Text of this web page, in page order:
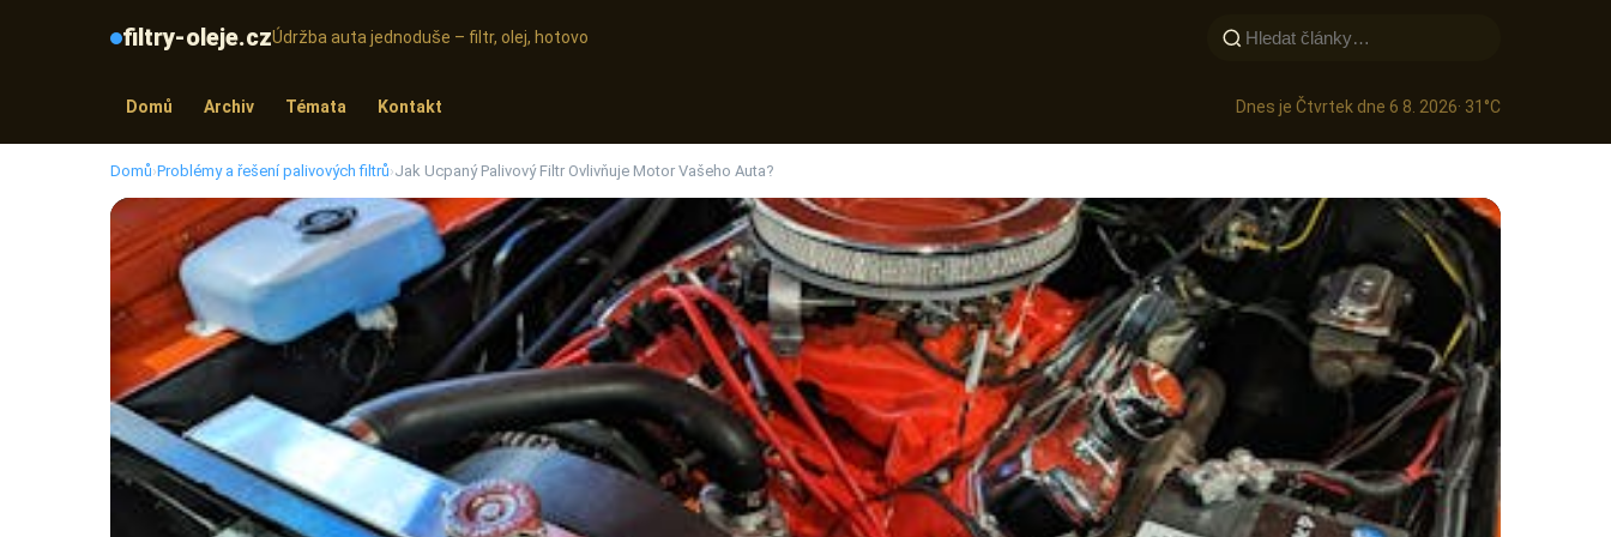
filtry-oleje.czÚdržba auta jednoduše – filtr, olej, hotovo
Domů Archiv Témata Kontakt Dnes je Čtvrtek dne 6 8. 2026· 31°C
Domů›Problémy a řešení palivových filtrů›Jak Ucpaný Palivový Filtr Ovlivňuje Motor Vašeho Auta?